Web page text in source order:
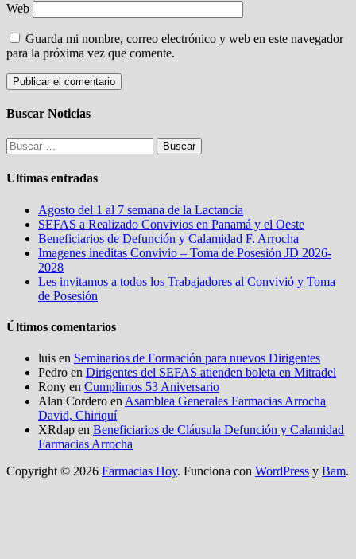
Web
Guarda mi nombre, correo electrónico y web en este navegador
para la próxima vez que comente.
Buscar Noticias
Buscar:
Ultimas entradas
Agosto del 1 al 7 semana de la Lactancia
SEFAS a Realizado Convivios en Panamá y el Oeste
Beneficiarios de Defunción y Calamidad F. Arrocha
Imagenes ineditas Convivio – Toma de Posesión JD 2026-
2028
Les invitamos a todos los Trabajadores al Convivió y Toma
de Posesión
Últimos comentarios
luis en Seminarios de Formación para nuevos Dirigentes
Pedro en Dirigentes del SEFAS atienden boleta en Mitradel
Rony en Cumplimos 53 Aniversario
Alan Cordero en Asamblea Generales Farmacias Arrocha
David, Chiriquí
XRdap en Beneficiarios de Cláusula Defunción y Calamidad
Farmacias Arrocha
Copyright © 2026 Farmacias Hoy. Funciona con WordPress y Bam.